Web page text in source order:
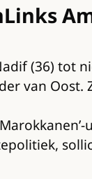
(36) tot
van Oost.